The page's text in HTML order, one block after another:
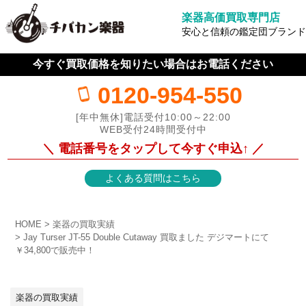
楽器高価買取専門店
安心と信頼の鑑定団ブランド
今すぐ買取価格を知りたい場合はお電話ください
0120-954-550
[年中無休]電話受付10:00～22:00
WEB受付24時間受付中
＼ 電話番号をタップして今すぐ申込↑ ／
よくある質問はこちら
HOME
楽器の買取実績
Jay Turser JT-55 Double Cutaway 買取ました デジマートにて
￥34,800で販売中！
楽器の買取実績